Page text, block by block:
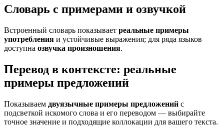
Словарь с примерами и озвучкой
Встроенный словарь показывает реальные примеры
употребления и устойчивые выражения; для ряда языков
доступна озвучка произношения.
Перевод в контексте: реальные
примеры предложений
Показываем двуязычные примеры предложений с
подсветкой искомого слова и его переводом — выбирайте
точное значение и подходящие коллокации для вашего текста.